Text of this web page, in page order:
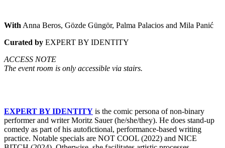
With Anna Beros, Gözde Güngör, Palma Palacios and Mila Panić
Curated by EXPERT BY IDENTITY
ACCESS NOTE
The event room is only accessible via stairs.
EXPERT BY IDENTITY is the comic persona of non-binary
performer and writer Moritz Sauer (he/she/they). He does stand-up
comedy as part of his autofictional, performance-based writing
practice. Notable specials are NOT COOL (2022) and NICE